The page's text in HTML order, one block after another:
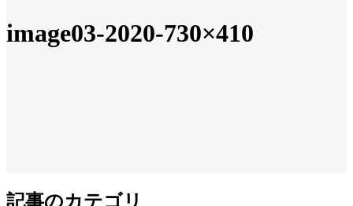
image03-2020-730×410
記事のカテゴリ